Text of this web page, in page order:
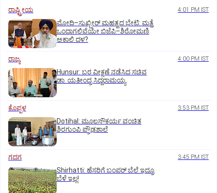
ರಾಷ್ಟ್ರೀಯ 4:01 PM IST
ಮೋದಿ–ಸುಖ್ಬೀರ್ ಮಹತ್ವದ ಭೇಟಿ: ಮತ್ತೆ
ಒಂದಾಗಲಿವೆಯೇ ಬಿಜೆಪಿ–ಶಿರೋಮಣಿ
ಅಕಾಲಿ ದಳ?
ರಾಜ್ಯ 4:00 PM IST
Hunsur: ಬರ ವೀಕ್ಷಣೆ ನಡೆಸಿದ ಸಚಿವ
ಡಾ. ಯತೀಂದ್ರ ಸಿದ್ದರಾಮಯ್ಯ
ಕೊಪ್ಪಳ 3:53 PM IST
Dotihal: ಮೂಲಸೌಕರ್ಯ ವಂಚಿತ
ಶಿರಗುಂಪಿ ಪ್ರೌಢಶಾಲೆ
ಗದಗ 3:45 PM IST
Shirhatti: ಹೆಸರಿಗೆ ಬಂಪರ್ ಬೆಲೆ ಇದ್ರೂ
ಬೆಳೆ ಇಲ್ಲ!